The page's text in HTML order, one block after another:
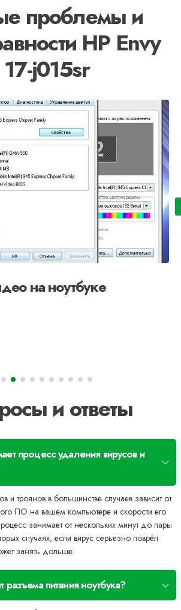
проблемы и
HP Envy
17-j015sr
на ноутбуке
и ответы
процесс удаления вирусов и
и троянов в большинстве случаев зависит от
ПО на вашем компьютере и скорости его
занимает от нескольких минут до пары
случаях, если вирус серьезно поврёл
занять дольше.
разъема питания ноутбука?